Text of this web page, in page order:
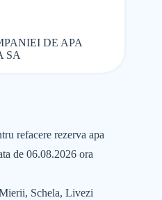
DE APA
SA
refacere rezerva apa
de 06.08.2026 ora
Schela, Livezi